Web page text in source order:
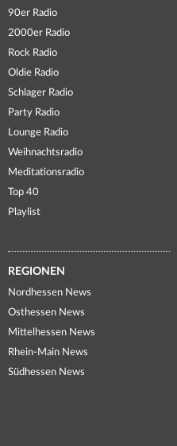
90er Radio
2000er Radio
Rock Radio
Oldie Radio
Schlager Radio
Party Radio
Lounge Radio
Weihnachtsradio
Meditationsradio
Top 40
Playlist
REGIONEN
Nordhessen News
Osthessen News
Mittelhessen News
Rhein-Main News
Südhessen News